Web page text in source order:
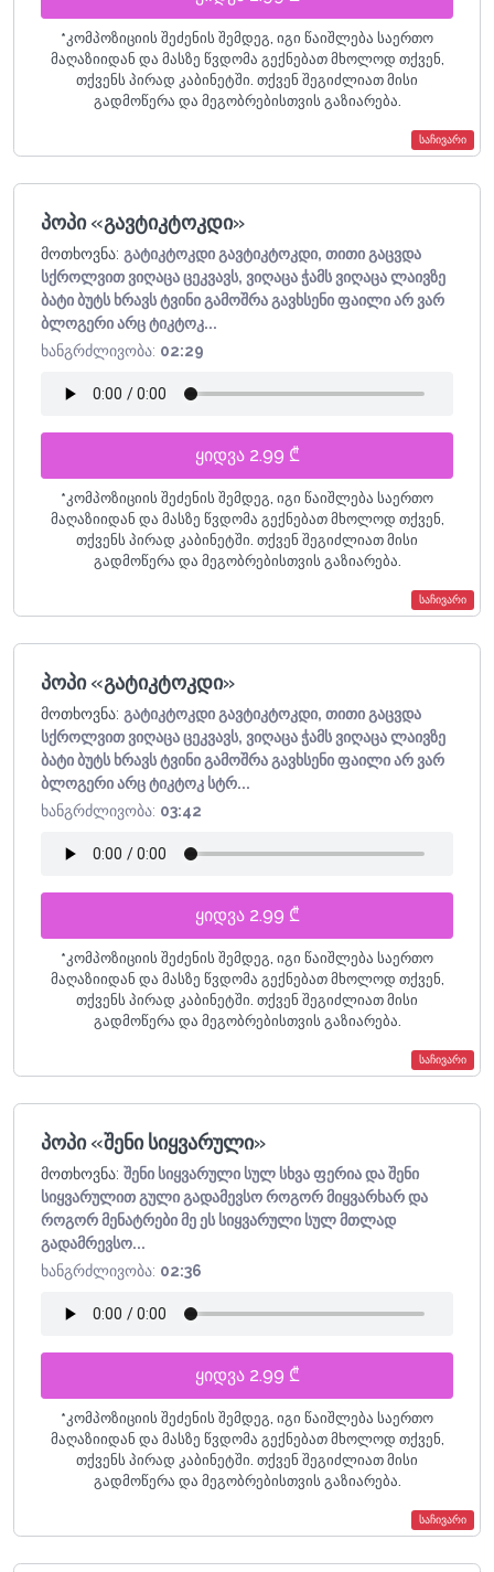
საჩივარი
*კომპოზიციის შეძენის შემდეგ, იგი წაიშლება საერთო
მაღაზიიდან და მასზე წვდომა გექნებათ მხოლოდ თქვენ,
თქვენს პირად კაბინეტში. თქვენ შეგიძლიათ მისი
გადმოწერა და მეგობრებისთვის გაზიარება.
საჩივარი
პოპი «გავტიკტოკდი»
მოთხოვნა: გატიკტოკდი გავტიკტოკდი, თითი გაცვდა
სქროლვით ვიღაცა ცეკვავს, ვიღაცა ჭამს ვიღაცა ლაივზე
ბატი ბუტს ხრავს ტვინი გამოშრა გავხსენი ფაილი არ ვარ
ბლოგერი არც ტიკტოკ...
ხანგრძლივობა: 02:29
ყიდვა 2.99 ₾
*კომპოზიციის შეძენის შემდეგ, იგი წაიშლება საერთო
მაღაზიიდან და მასზე წვდომა გექნებათ მხოლოდ თქვენ,
თქვენს პირად კაბინეტში. თქვენ შეგიძლიათ მისი
გადმოწერა და მეგობრებისთვის გაზიარება.
საჩივარი
პოპი «გატიკტოკდი»
მოთხოვნა: გატიკტოკდი გავტიკტოკდი, თითი გაცვდა
სქროლვით ვიღაცა ცეკვავს, ვიღაცა ჭამს ვიღაცა ლაივზე
ბატი ბუტს ხრავს ტვინი გამოშრა გავხსენი ფაილი არ ვარ
ბლოგერი არც ტიკტოკ სტრ...
ხანგრძლივობა: 03:42
ყიდვა 2.99 ₾
*კომპოზიციის შეძენის შემდეგ, იგი წაიშლება საერთო
მაღაზიიდან და მასზე წვდომა გექნებათ მხოლოდ თქვენ,
თქვენს პირად კაბინეტში. თქვენ შეგიძლიათ მისი
გადმოწერა და მეგობრებისთვის გაზიარება.
საჩივარი
პოპი «შენი სიყვარული»
მოთხოვნა: შენი სიყვარული სულ სხვა ფერია და შენი
სიყვარულით გული გადამევსო როგორ მიყვარხარ და
როგორ მენატრები მე ეს სიყვარული სულ მთლად
გადამრევსო...
ხანგრძლივობა: 02:36
ყიდვა 2.99 ₾
*კომპოზიციის შეძენის შემდეგ, იგი წაიშლება საერთო
მაღაზიიდან და მასზე წვდომა გექნებათ მხოლოდ თქვენ,
თქვენს პირად კაბინეტში. თქვენ შეგიძლიათ მისი
გადმოწერა და მეგობრებისთვის გაზიარება.